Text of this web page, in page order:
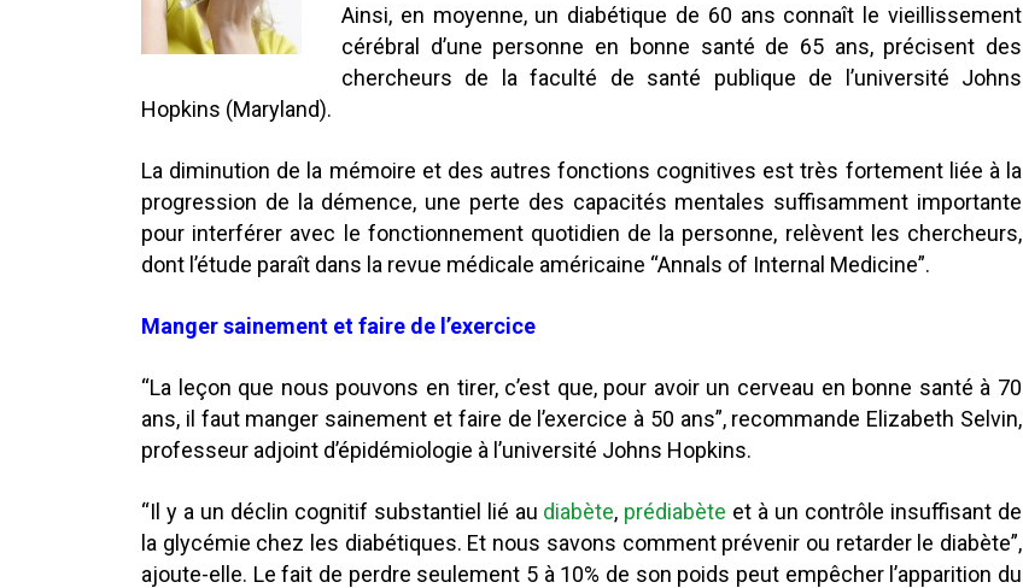
Ainsi, en moyenne, un diabétique de 60 ans connaît le vieillissement
cérébral d’une personne en bonne santé de 65 ans, précisent des
chercheurs de la faculté de santé publique de l’université Johns
Hopkins (Maryland).
La diminution de la mémoire et des autres fonctions cognitives est très fortement liée à la
progression de la démence, une perte des capacités mentales suffisamment importante
pour interférer avec le fonctionnement quotidien de la personne, relèvent les chercheurs,
dont l’étude paraît dans la revue médicale américaine “Annals of Internal Medicine”.
Manger sainement et faire de l’exercice
“La leçon que nous pouvons en tirer, c’est que, pour avoir un cerveau en bonne santé à 70
ans, il faut manger sainement et faire de l’exercice à 50 ans”, recommande Elizabeth Selvin,
professeur adjoint d’épidémiologie à l’université Johns Hopkins.
“Il y a un déclin cognitif substantiel lié au diabète, prédiabète et à un contrôle insuffisant de
la glycémie chez les diabétiques. Et nous savons comment prévenir ou retarder le diabète”,
ajoute-elle. Le fait de perdre seulement 5 à 10% de son poids peut empêcher l’apparition du